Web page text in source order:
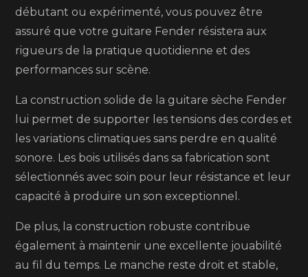
débutant ou expérimenté, vous pouvez être
assuré que votre guitare Fender résistera aux
rigueurs de la pratique quotidienne et des
performances sur scène.
La construction solide de la guitare sèche Fender
lui permet de supporter les tensions des cordes et
les variations climatiques sans perdre en qualité
sonore. Les bois utilisés dans sa fabrication sont
sélectionnés avec soin pour leur résistance et leur
capacité à produire un son exceptionnel.
De plus, la construction robuste contribue
également à maintenir une excellente jouabilité
au fil du temps. Le manche reste droit et stable,